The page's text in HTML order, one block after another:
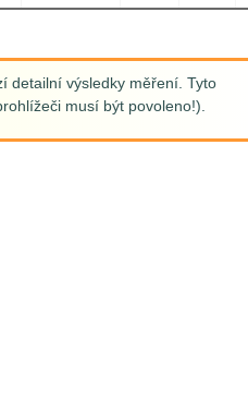
detailní výsledky měření. Tyto
musí být povoleno!).